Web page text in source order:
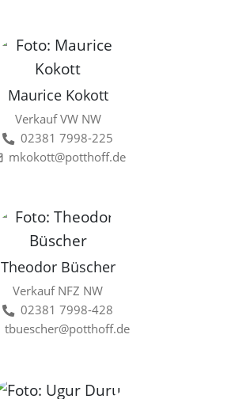
Maurice Kokott
Verkauf VW NW
02381 7998-225
mkokott@potthoff.de
Theodor Büscher
Verkauf NFZ NW
02381 7998-428
tbuescher@potthoff.de